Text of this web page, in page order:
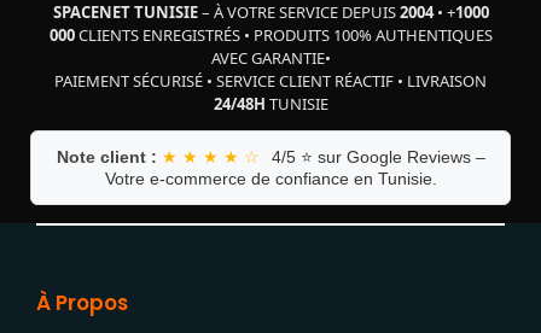
SPACENET TUNISIE– À VOTRE SERVICE DEPUIS2004• +1000
000CLIENTS ENREGISTRÉS• PRODUITS 100% AUTHENTIQUES
AVEC GARANTIE•
PAIEMENT SÉCURISÉ • SERVICE CLIENT RÉACTIF • LIVRAISON
24/48H TUNISIE
Note client : ★ ★ ★ ★ ☆
4/5 ⭐ sur Google Reviews –
Votre e-commerce de confiance en Tunisie.
À Propos